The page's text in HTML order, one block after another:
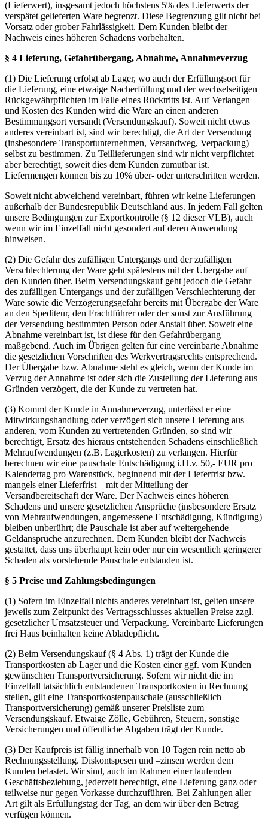
(Lieferwert), insgesamt jedoch höchstens 5% des Lieferwerts der
verspätet gelieferten Ware begrenzt. Diese Begrenzung gilt nicht bei
Vorsatz oder grober Fahrlässigkeit. Dem Kunden bleibt der
Nachweis eines höheren Schadens vorbehalten.
§ 4 Lieferung, Gefahrübergang, Abnahme, Annahmeverzug
(1) Die Lieferung erfolgt ab Lager, wo auch der Erfüllungsort für
die Lieferung, eine etwaige Nacherfüllung und der wechselseitigen
Rückgewährpflichten im Falle eines Rücktritts ist. Auf Verlangen
und Kosten des Kunden wird die Ware an einen anderen
Bestimmungsort versandt (Versendungskauf). Soweit nicht etwas
anderes vereinbart ist, sind wir berechtigt, die Art der Versendung
(insbesondere Transportunternehmen, Versandweg, Verpackung)
selbst zu bestimmen. Zu Teillieferungen sind wir nicht verpflichtet
aber berechtigt, soweit dies dem Kunden zumutbar ist.
Liefermengen können bis zu 10% über- oder unterschritten werden.
Soweit nicht abweichend vereinbart, führen wir keine Lieferungen
außerhalb der Bundesrepublik Deutschland aus. In jedem Fall gelten
unsere Bedingungen zur Exportkontrolle (§ 12 dieser VLB), auch
wenn wir im Einzelfall nicht gesondert auf deren Anwendung
hinweisen.
(2) Die Gefahr des zufälligen Untergangs und der zufälligen
Verschlechterung der Ware geht spätestens mit der Übergabe auf
den Kunden über. Beim Versendungskauf geht jedoch die Gefahr
des zufälligen Untergangs und der zufälligen Verschlechterung der
Ware sowie die Verzögerungsgefahr bereits mit Übergabe der Ware
an den Spediteur, den Frachtführer oder der sonst zur Ausführung
der Versendung bestimmten Person oder Anstalt über. Soweit eine
Abnahme vereinbart ist, ist diese für den Gefahrübergang
maßgebend. Auch im Übrigen gelten für eine vereinbarte Abnahme
die gesetzlichen Vorschriften des Werkvertragsrechts entsprechend.
Der Übergabe bzw. Abnahme steht es gleich, wenn der Kunde im
Verzug der Annahme ist oder sich die Zustellung der Lieferung aus
Gründen verzögert, die der Kunde zu vertreten hat.
(3) Kommt der Kunde in Annahmeverzug, unterlässt er eine
Mitwirkungshandlung oder verzögert sich unsere Lieferung aus
anderen, vom Kunden zu vertretenden Gründen, so sind wir
berechtigt, Ersatz des hieraus entstehenden Schadens einschließlich
Mehraufwendungen (z.B. Lagerkosten) zu verlangen. Hierfür
berechnen wir eine pauschale Entschädigung i.H.v. 50,- EUR pro
Kalendertag pro Warenstück, beginnend mit der Lieferfrist bzw. –
mangels einer Lieferfrist – mit der Mitteilung der
Versandbereitschaft der Ware. Der Nachweis eines höheren
Schadens und unsere gesetzlichen Ansprüche (insbesondere Ersatz
von Mehraufwendungen, angemessene Entschädigung, Kündigung)
bleiben unberührt; die Pauschale ist aber auf weitergehende
Geldansprüche anzurechnen. Dem Kunden bleibt der Nachweis
gestattet, dass uns überhaupt kein oder nur ein wesentlich geringerer
Schaden als vorstehende Pauschale entstanden ist.
§ 5 Preise und Zahlungsbedingungen
(1) Sofern im Einzelfall nichts anderes vereinbart ist, gelten unsere
jeweils zum Zeitpunkt des Vertragsschlusses aktuellen Preise zzgl.
gesetzlicher Umsatzsteuer und Verpackung. Vereinbarte Lieferungen
frei Haus beinhalten keine Abladepflicht.
(2) Beim Versendungskauf (§ 4 Abs. 1) trägt der Kunde die
Transportkosten ab Lager und die Kosten einer ggf. vom Kunden
gewünschten Transportversicherung. Sofern wir nicht die im
Einzelfall tatsächlich entstandenen Transportkosten in Rechnung
stellen, gilt eine Transportkostenpauschale (ausschließlich
Transportversicherung) gemäß unserer Preisliste zum
Versendungskauf. Etwaige Zölle, Gebühren, Steuern, sonstige
Versicherungen und öffentliche Abgaben trägt der Kunde.
(3) Der Kaufpreis ist fällig innerhalb von 10 Tagen rein netto ab
Rechnungsstellung. Diskontspesen und –zinsen werden dem
Kunden belastet. Wir sind, auch im Rahmen einer laufenden
Geschäftsbeziehung, jederzeit berechtigt, eine Lieferung ganz oder
teilweise nur gegen Vorkasse durchzuführen. Bei Zahlungen aller
Art gilt als Erfüllungstag der Tag, an dem wir über den Betrag
verfügen können.